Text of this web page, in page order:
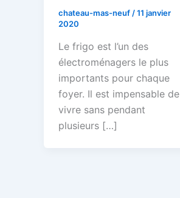
chateau-mas-neuf /11 janvier
2020
Le frigo est l’un des
électroménagers le plus
importants pour chaque
foyer. Il est impensable de
vivre sans pendant
plusieurs […]